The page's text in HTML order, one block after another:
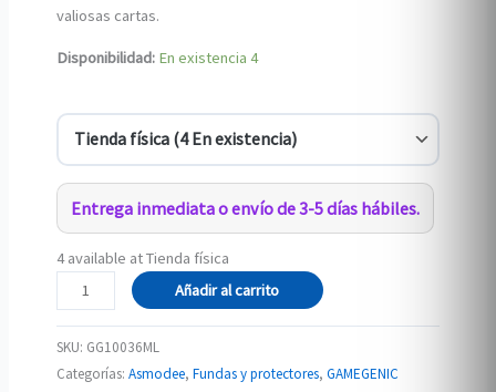
valiosas cartas.
Disponibilidad: En existencia 4
Entrega inmediata o envío de 3-5 días hábiles.
4 available at Tienda física
MATTE
Prime
Añadir al carrito
SKU: GG10036ML
Categorías:Asmodee,Fundas y protectores,GAMEGENIC